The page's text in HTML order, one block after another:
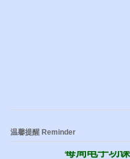
温馨提醒 Reminder每周电子功课
E-tugasan Google